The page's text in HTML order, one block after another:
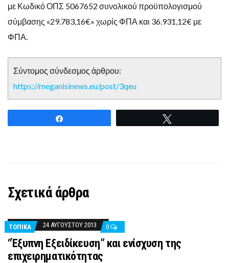
με Κωδικό ΟΠΣ 5067652 συνολικού προϋπολογισμού
σύμβασης «29.783,16€» χωρίς ΦΠΑ και 36.931,12€ με
ΦΠΑ.
Σύντομος σύνδεσμος άρθρου:
https://meganisinews.eu/post/3qeu
Σχετικά άρθρα
ΤΟΠΙΚΑ 24 ΑΥΓΟΎΣΤΟΥ 2013 0
“Έξυπνη Εξειδίκευση” και ενίσχυση της
επιχειρηματικότητας